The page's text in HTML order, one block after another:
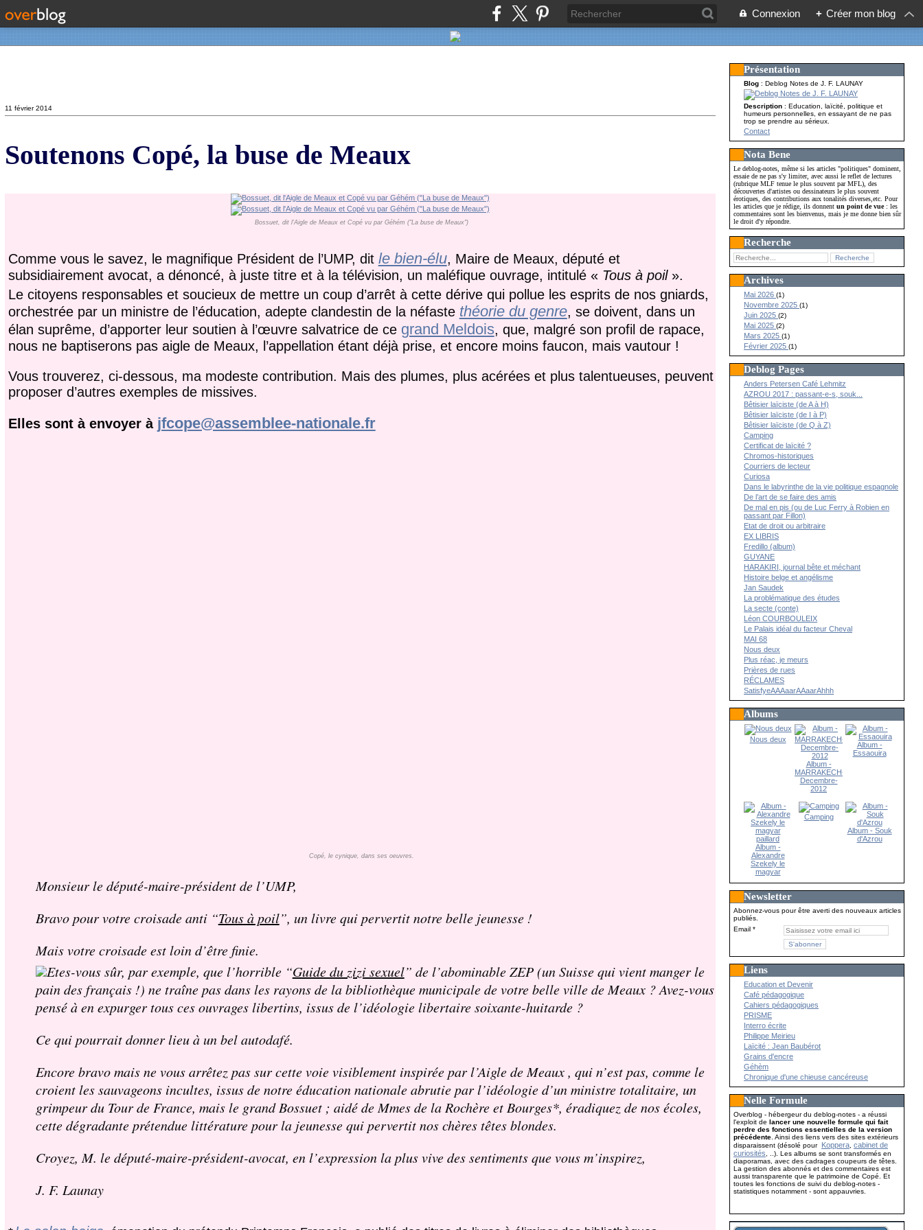
Connexion + Créer mon blog
11 février 2014
Soutenons Copé, la buse de Meaux
Bossuet, dit l'Aigle de Meaux et Copé vu par Géhém ("La buse de Meaux")
Comme vous le savez, le magnifique Président de l’UMP, dit le bien-élu, Maire de Meaux, député et
subsidiairement avocat, a dénoncé, à juste titre et à la télévision, un maléfique ouvrage, intitulé « Tous à poil».
Le citoyens responsables et soucieux de mettre un coup d’arrêt à cette dérive qui pollue les esprits de nos gniards,
orchestrée par un ministre de l’éducation, adepte clandestin de la néfaste théorie du genre, se doivent, dans un
élan suprême, d’apporter leur soutien à l’œuvre salvatrice de ce grand Meldois, que, malgré son profil de rapace,
nous ne baptiserons pas aigle de Meaux, l’appellation étant déjà prise, et encore moins faucon, mais vautour !
Vous trouverez, ci-dessous, ma modeste contribution. Mais des plumes, plus acérées et plus talentueuses, peuvent
proposer d’autres exemples de missives.
Elles sont à envoyer à jfcope@assemblee-nationale.fr
Copé, le cynique, dans ses oeuvres.
Monsieur le député-maire-président de l’UMP,
Bravo pour votre croisade anti “Tous à poil”, un livre qui pervertit notre belle jeunesse !
Mais votre croisade est loin d’être finie.
Etes-vous sûr, par exemple, que l’horrible “Guide du zizi sexuel” de l’abominable ZEP (un Suisse qui vient manger le
pain des français !) ne traîne pas dans les rayons de la bibliothèque municipale de votre belle ville de Meaux ? Avez-vous
pensé à en expurger tous ces ouvrages libertins, issus de l’idéologie libertaire soixante-huitarde ?
Ce qui pourrait donner lieu à un bel autodafé.
Encore bravo mais ne vous arrêtez pas sur cette voie visiblement inspirée par l’Aigle de Meaux , qui n’est pas, comme le
croient les sauvageons incultes, issus de notre éducation nationale abrutie par l’idéologie d’un ministre totalitaire, un
grimpeur du Tour de France, mais le grand Bossuet ; aidé de Mmes de la Rochère et Bourges*, éradiquez de nos écoles,
cette dégradante prétendue littérature pour la jeunesse qui pervertit nos chères têtes blondes.
Croyez, M. le député-maire-président-avocat, en l’expression la plus vive des sentiments que vous m’inspirez,
J. F. Launay
Présentation
Blog : Deblog Notes de J. F. LAUNAY
Description: Education, laïcité, politique et
humeurs personnelles, en essayant de ne pas
trop se prendre au sérieux.
Contact
Nota Bene
Le deblog-notes, même si les articles "politiques" dominent,
essaie de ne pas s'y limiter, avec aussi le reflet de lectures
(rubrique MLF tenue le plus souvent par MFL), des
découvertes d'artistes ou dessinateurs le plus souvent
érotiques, des contributions aux tonalités diverses,etc. Pour
les articles que je rédige, ils donnentun point de vue: les
commentaires sont les bienvenus, mais je me donne bien sûr
le droit d'y répondre.
Recherche
Archives
Mai 2026(1)
Novembre 2025(1)
Juin 2025(2)
Mai 2025(2)
Mars 2025(1)
Février 2025(1)
Deblog Pages
Anders Petersen Café Lehmitz
AZROU 2017 : passant-e-s, souk...
Bêtisier laïciste (de A à H)
Bêtisier laïciste (de I à P)
Bêtisier laïciste (de Q à Z)
Camping
Certificat de laïcité ?
Chromos-historiques
Courriers de lecteur
Curiosa
Dans le labyrinthe de la vie politique espagnole
De l’art de se faire des amis
De mal en pis (ou de Luc Ferry à Robien en
passant par Fillon)
Etat de droit ou arbitraire
EX LIBRIS
Fredillo (album)
GUYANE
HARAKIRI, journal bête et méchant
Histoire belge et angélisme
Jan Saudek
La problématique des études
La secte (conte)
Léon COURBOULEIX
Le Palais idéal du facteur Cheval
MAI 68
Nous deux
Plus réac, je meurs
Prières de rues
RÉCLAMES
SatisfyeAAAaarAAaarAhhh
Albums
Nous deux
Album -
MARRAKECH-
Decembre-
2012
Album -
Essaouira
Album -
Alexandre
Szekely le
magyar
Camping
Album - Souk
d'Azrou
Newsletter
Abonnez-vous pour être averti des nouveaux articles
publiés.
Email
Liens
Education et Devenir
Café pédagogique
Cahiers pédagogiques
PRISME
Interro écrite
Philippe Meirieu
Laïcité : Jean Baubérot
Grains d'encre
Géhèm
Chronique d'une chieuse cancéreuse
Nelle Formule
Overblog - hébergeur du deblog-notes - a réussi
l'exploit delancer une nouvelle formule qui fait
perdre des fonctions essentielles de la version
précédente . Ainsi des liens vers des sites extérieurs
disparaissent (désolé pour Koppera ,cabinet de
curiosités , ..). Les albums se sont transformés en
diaporamas, avec des cadrages coupeurs de têtes.
La gestion des abonnés et des commentaires est
aussi transparente que le patrimoine de Copé. Et
toutes les fonctions de suivi du deblog-notes -
statistiques notamment - sont appauvries.